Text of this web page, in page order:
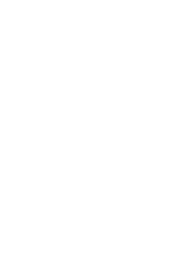
יד של נטע הררי – צבע אפור